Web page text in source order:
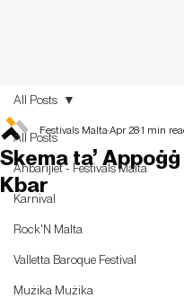
All Posts
Aħbarijiet - Festivals Malta
Karnival
Rock'N Malta
Valletta Baroque Festival
Mużika Mużika
All Posts
Skema ta’
Kbar
Festivals Malta Apr 281 min